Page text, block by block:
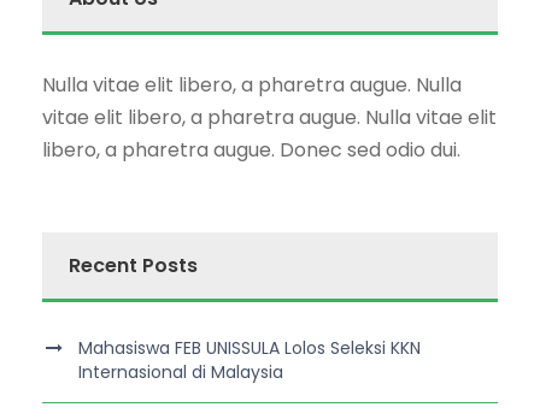
Nulla vitae elit libero, a pharetra augue. Nulla
vitae elit libero, a pharetra augue. Nulla vitae elit
libero, a pharetra augue. Donec sed odio dui.
Recent Posts
Mahasiswa FEB UNISSULA Lolos Seleksi KKN
Internasional di Malaysia